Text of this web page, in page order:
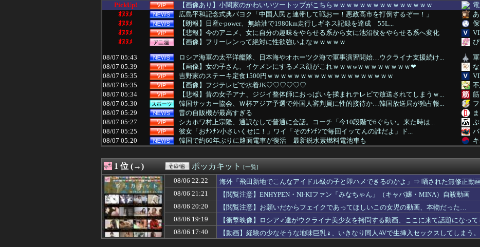
PickUp!
【画像あり】小関家のかわいいツートップがこちらｗｗｗｗｗｗｗｗｗｗｗｗｗｗｗ
ｵﾇﾇﾒ
広島平和記念式典パヨク「中国人民と連帯して戦おー！悪政高市を打倒するぞー！」
ｵﾇﾇﾒ
【朗報】日産e-power、無給油で1980km走行しギネス記録を達成 55L...
ｵﾇﾇﾒ
【悲報】今のアニメ、女に自分の趣味をやらせる系から女に池沼役をやらせる系へ変化
ｵﾇﾇﾒ
【画像】フリーレンって絶対に性欲強いよなｗｗｗｗｗ
08/07 05:43
ロシア海軍の太平洋艦隊、日本海やオホーツク海で軍事演習開始…ウクライナ支援続け...
08/07 05:39
【画像】女の子さん、イケメンにするメス顔がこれｗｗｗwｗｗｗｗｗｗｗｗ❤
08/07 05:35
吉野家のステーキ定食1500円ｗｗｗｗｗｗｗｗｗｗｗｗｗｗｗｗｗｗｗ
08/07 05:35
【画像】フジテレビで水着JK♡♡♡♡♡♡
08/07 05:34
【悲報】昔の女子アナ、ジジイ整体師におっぱいを揉まれテレビで放送されてしまうｗ...
08/07 05:30
韓国サッカー協会、Ｗ杯アジア予選で外国人審判員に性的接待か…韓国放送局が独占報...
08/07 05:29
昔の自販機が最高すぎる
08/07 05:27
シカホワ村上宗隆、通訳なしで普通に会話。コーチ「今10段階で6ぐらい。来た時は...
08/07 05:25
彼女「おﾁﾝﾁﾝ小さいくせに！」ワイ「そのﾁﾝﾁﾝで毎回イッてんの誰だよ」ド...
08/07 05:20
韓国で約60年ぶりに路面電車が復活 最新鋭水素燃料電池車も
08/07 05:12
【速報】『有吉の夏休み』、とんでもない発表をしてしまう！！！！！
08/07 05:12
ジャンプラ、モーニングみたいな新連載が始まるｗｗｗｗｗｗｗｗ
08/07 05:10
【速報】高市政権、エース級の財務官僚・一松旬氏を左遷「彼は協力的でなかった」財...
08/07 05:09
【画像】脱いだ瞬間ドスケベになるボーイッシュ女子、見つかるwwwwwwww
08/07 05:09
【頑張てnoelを隠した】さくらみこ：水着ガチャコンプでホロライブドリームを掴...
08/07 05:05
【動画】えちえち巨乳女子2人組、とんでもない場所でナンパされてしまうwwwww...
08/07 05:03
元ＮＨＫ中川安奈アナがミニスカポリスのコスプレ披露ｗｗｗｗｗ
08/07 05:01
【ウマ娘】暑い日は膝枕で日陰に入りたい。←「絶対に離れたくない場所だな」
08/07 05:00
【悲報】内田りこ「社会に戻りたいです」
1 位 (→) ポッカキット [一覧]
08/06 22:22
海外「飛田新地でこんなアイドル級の子と即ハメできるのかよ」⇒ 晒された無修正動
08/06 21:21
【閲覧注意】ENHYPEN・NI-KIファン「みなちゃん」（キャバ嬢・MINA）自殺動画
08/06 20:20
【閲覧注意】お願いだからフェイクであってほしいこの女児の動画、本物だった…
08/06 19:19
【衝撃映像】ロシア♂達がウクライナ美少女を拷問する動画、ここに来て話題になって
08/06 17:40
【動画】経験の少なそうな地味巨乳♀、いきなり同人AVで生挿入セックスしてしまう